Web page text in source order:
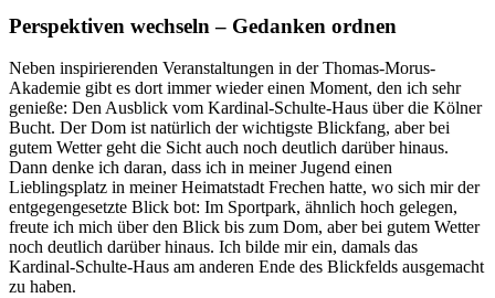
Perspektiven wechseln – Gedanken ordnen
Neben inspirierenden Veranstaltungen in der Thomas-Morus-
Akademie gibt es dort immer wieder einen Moment, den ich sehr
genieße: Den Ausblick vom Kardinal-Schulte-Haus über die Kölner
Bucht. Der Dom ist natürlich der wichtigste Blickfang, aber bei
gutem Wetter geht die Sicht auch noch deutlich darüber hinaus.
Dann denke ich daran, dass ich in meiner Jugend einen
Lieblingsplatz in meiner Heimatstadt Frechen hatte, wo sich mir der
entgegengesetzte Blick bot: Im Sportpark, ähnlich hoch gelegen,
freute ich mich über den Blick bis zum Dom, aber bei gutem Wetter
noch deutlich darüber hinaus. Ich bilde mir ein, damals das
Kardinal-Schulte-Haus am anderen Ende des Blickfelds ausgemacht
zu haben.